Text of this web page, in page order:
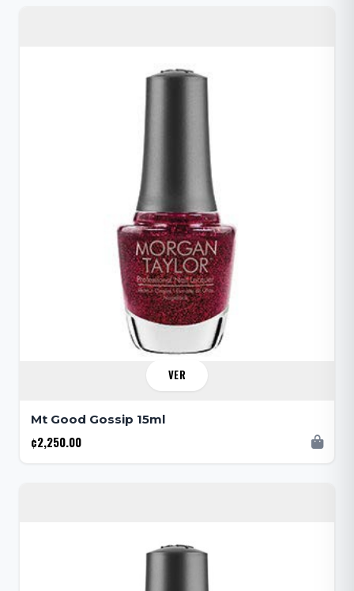
VER
Mt Good Gossip 15ml
¢2,250.00